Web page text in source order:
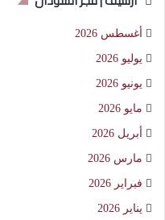
أغسطس 2026
يوليو 2026
يونيو 2026
مايو 2026
أبريل 2026
مارس 2026
فبراير 2026
يناير 2026